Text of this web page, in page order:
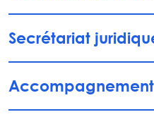
Secrétariat